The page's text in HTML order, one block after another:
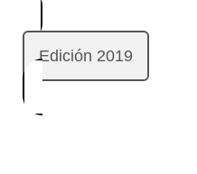
Edición 2019